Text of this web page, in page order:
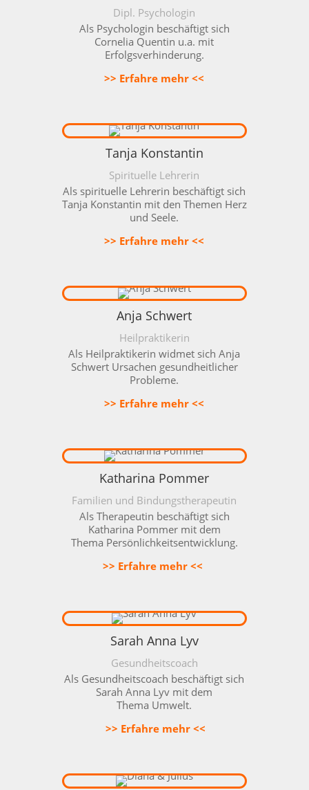
Dipl. Psychologin
Als Psychologin beschäftigt sich
Cornelia Quentin u.a. mit
Erfolgsverhinderung.
>> Erfahre mehr <<
Tanja Konstantin
Spirituelle Lehrerin
Als spirituelle Lehrerin beschäftigt sich
Tanja Konstantin mit den Themen Herz
und Seele.
>> Erfahre mehr <<
Anja Schwert
Heilpraktikerin
Als Heilpraktikerin widmet sich Anja
Schwert Ursachen gesundheitlicher
Probleme.
>> Erfahre mehr <<
Katharina Pommer
Familien und Bindungstherapeutin
Als Therapeutin beschäftigt sich
Katharina Pommer mit dem
Thema Persönlichkeitsentwicklung.
>> Erfahre mehr <<
Sarah Anna Lyv
Gesundheitscoach
Als Gesundheitscoach beschäftigt sich
Sarah Anna Lyv mit dem
Thema Umwelt.
>> Erfahre mehr <<